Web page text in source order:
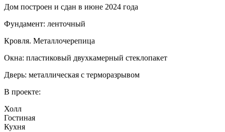
Дом построен и сдан в июне 2024 года
Фундамент: ленточный
Кровля. Металлочерепица
Окна: пластиковый двухкамерный стеклопакет
Дверь: металлическая с терморазрывом
В проекте:
Холл
Гостиная
Кухня